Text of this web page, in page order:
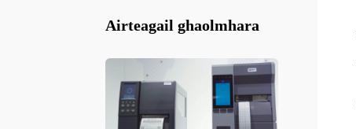
Airteagail ghaolmhara